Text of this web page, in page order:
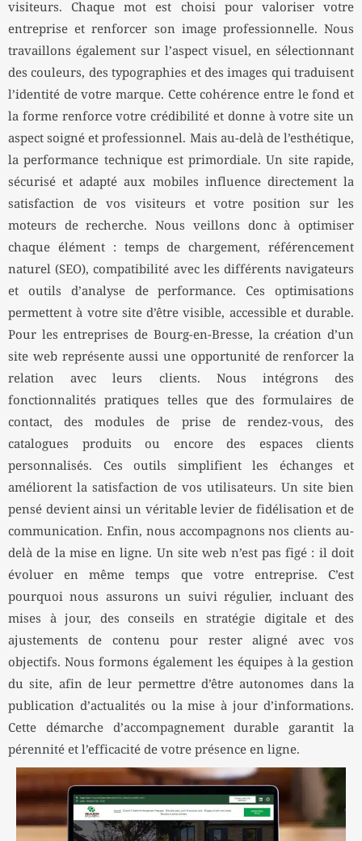
visiteurs. Chaque mot est choisi pour valoriser votre
entreprise et renforcer son image professionnelle. Nous
travaillons également sur l’aspect visuel, en sélectionnant
des couleurs, des typographies et des images qui traduisent
l’identité de votre marque. Cette cohérence entre le fond et
la forme renforce votre crédibilité et donne à votre site un
aspect soigné et professionnel. Mais au-delà de l’esthétique,
la performance technique est primordiale. Un site rapide,
sécurisé et adapté aux mobiles influence directement la
satisfaction de vos visiteurs et votre position sur les
moteurs de recherche. Nous veillons donc à optimiser
chaque élément : temps de chargement, référencement
naturel (SEO), compatibilité avec les différents navigateurs
et outils d’analyse de performance. Ces optimisations
permettent à votre site d’être visible, accessible et durable.
Pour les entreprises de Bourg-en-Bresse, la création d’un
site web représente aussi une opportunité de renforcer la
relation avec leurs clients. Nous intégrons des
fonctionnalités pratiques telles que des formulaires de
contact, des modules de prise de rendez-vous, des
catalogues produits ou encore des espaces clients
personnalisés. Ces outils simplifient les échanges et
améliorent la satisfaction de vos utilisateurs. Un site bien
pensé devient ainsi un véritable levier de fidélisation et de
communication. Enfin, nous accompagnons nos clients au-
delà de la mise en ligne. Un site web n’est pas figé : il doit
évoluer en même temps que votre entreprise. C’est
pourquoi nous assurons un suivi régulier, incluant des
mises à jour, des conseils en stratégie digitale et des
ajustements de contenu pour rester aligné avec vos
objectifs. Nous formons également les équipes à la gestion
du site, afin de leur permettre d’être autonomes dans la
publication d’actualités ou la mise à jour d’informations.
Cette démarche d’accompagnement durable garantit la
pérennité et l’efficacité de votre présence en ligne.